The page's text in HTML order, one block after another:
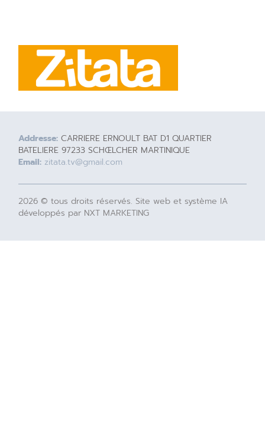
Addresse: CARRIERE ERNOULT BAT D1 QUARTIER
BATELIERE 97233 SCHŒLCHER MARTINIQUE
Email: zitata.tv@gmail.com
2026 © tous droits réservés. Site web et système IA
développés par NXT MARKETING